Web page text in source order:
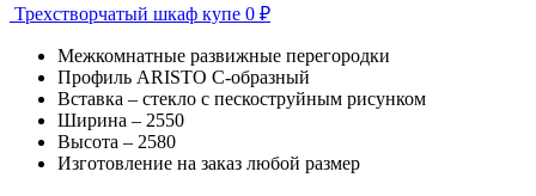
Трехстворчатый шкаф купе 0 ₽
Межкомнатные развижные перегородки
Профиль ARISTO С-образный
Вставка – стекло с пескоструйным рисунком
Ширина – 2550
Высота – 2580
Изготовление на заказ любой размер